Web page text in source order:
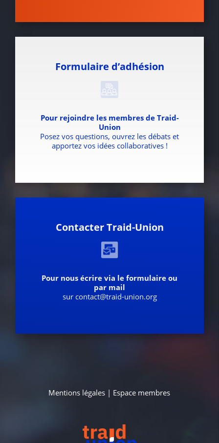
Formulaire d’adhésion
Pour rejoindre les membres de Traid-
Union
Posez vos questions, ouvrez les débats et
apportez vos idées collaboratives !
Contacter Traid-Union
Pour nous écrire via le formulaire ou
par mail
sur contact@traid-union.org
Mentions légales | Espace membres